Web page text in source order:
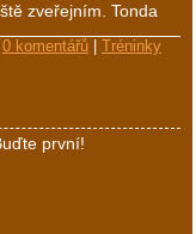
zveřejním. Tonda
0 komentářů Tréninky
první!